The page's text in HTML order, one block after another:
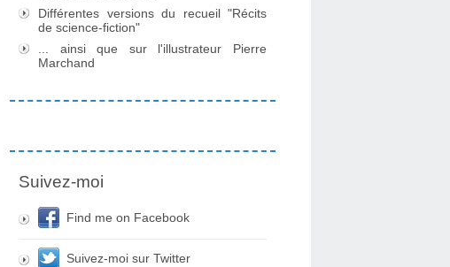
Différentes versions du recueil "Récits
de science-fiction"
... ainsi que sur l'illustrateur Pierre
Marchand
Suivez-moi
Find me on Facebook
Suivez-moi sur Twitter